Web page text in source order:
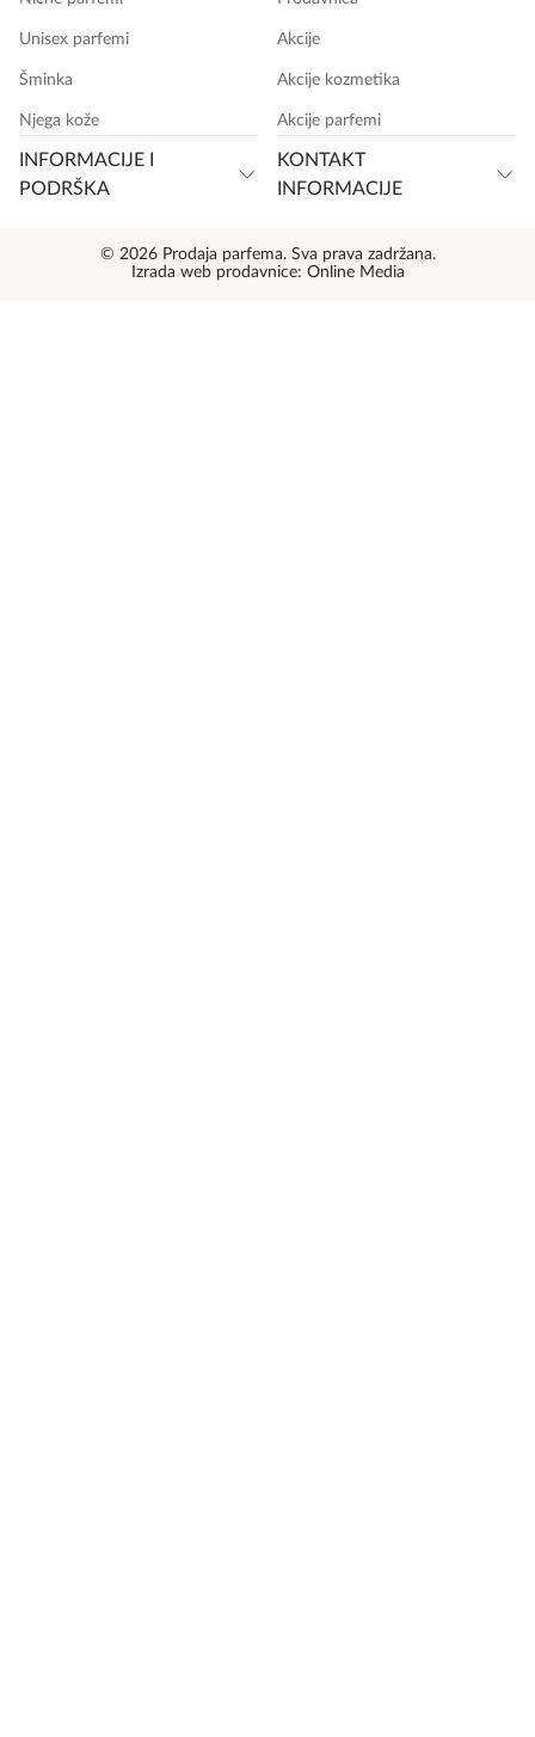
Unisex parfemi
Šminka
Njega kože
Akcije
Akcije kozmetika
Akcije parfemi
INFORMACIJE I
PODRŠKA
KONTAKT
INFORMACIJE
© 2026 Prodaja parfema. Sva prava zadržana.
Izrada web prodavnice: Online Media